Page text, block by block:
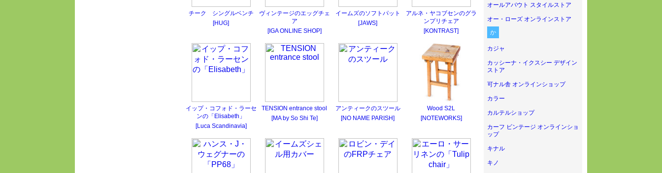
チーク シングルベンチ
[HUG]
ヴィンテージのエッグチェ
ア
[IGA ONLINE SHOP]
イームズのソフトパット
[JAWS]
アルネ・ヤコブセンのグラ
ンプリチェア
[KONTRAST]
イップ・コフォド・ラーセ
ンの「Elisabeth」
[Luca Scandinavia]
TENSION entrance stool
[MA by So Shi Te]
アンティークのスツール
[NO NAME PARISH]
Wood S2L
[NOTEWORKS]
オールアバウト スタイルストア
オー・ローズ オンラインストア
か
カジャ
カッシーナ・イクスシー デザイン
ストア
可ナル舎 オンラインショップ
カラー
カルテルショップ
カーフ ビンテージ オンラインショ
ップ
キナル
キノ